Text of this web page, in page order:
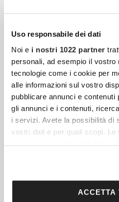
Uso responsabile dei dati
Noi e i nostri 1022 partner
personali, ad esempio il vostro
tecnologie come i cookie per
alle informazioni sul vostro
pubblicare annunci e
gli annunci e i contenuti,
i servizi. Avete la possibilità di
vostri dati e per quali scopi.
privacy sono applicabili solo
modificare o revocare il
momento dalla Dichiarazione
sull'icona di attivazione della
ACCETTA
Che atmosfera, che
proposte imperdibili da
periodo natalizio: siete
mood?
Stella Di Natale: Cura,
Quando arriva lei
trasforma
Stella di Natale le feste
inizio! Scopriamo nel
c’è da sapere sulla sua